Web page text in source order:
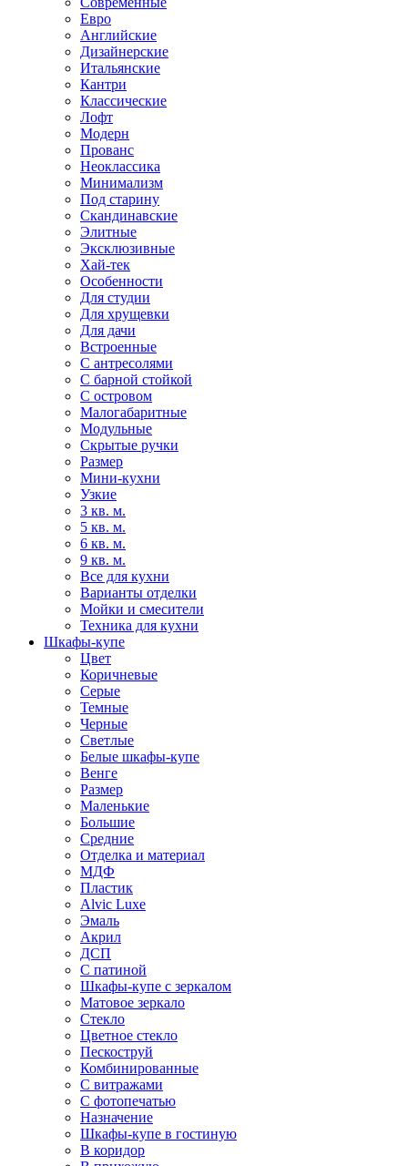
Евро
Английские
Дизайнерские
Итальянские
Кантри
Классические
Лофт
Модерн
Прованс
Неоклассика
Минимализм
Под старину
Скандинавские
Элитные
Эксклюзивные
Хай-тек
Особенности
Для студии
Для хрущевки
Для дачи
Встроенные
С антресолями
С барной стойкой
С островом
Малогабаритные
Модульные
Скрытые ручки
Размер
Мини-кухни
Узкие
3 кв. м.
5 кв. м.
6 кв. м.
9 кв. м.
Все для кухни
Варианты отделки
Мойки и смесители
Техника для кухни
Шкафы-купе
Цвет
Коричневые
Серые
Темные
Черные
Светлые
Белые шкафы-купе
Венге
Размер
Маленькие
Большие
Средние
Отделка и материал
МДФ
Пластик
Alvic Luxe
Эмаль
Акрил
ДСП
С патиной
Шкафы-купе с зеркалом
Матовое зеркало
Стекло
Цветное стекло
Пескоструй
Комбинированные
С витражами
С фотопечатью
Назначение
Шкафы-купе в гостиную
В коридор